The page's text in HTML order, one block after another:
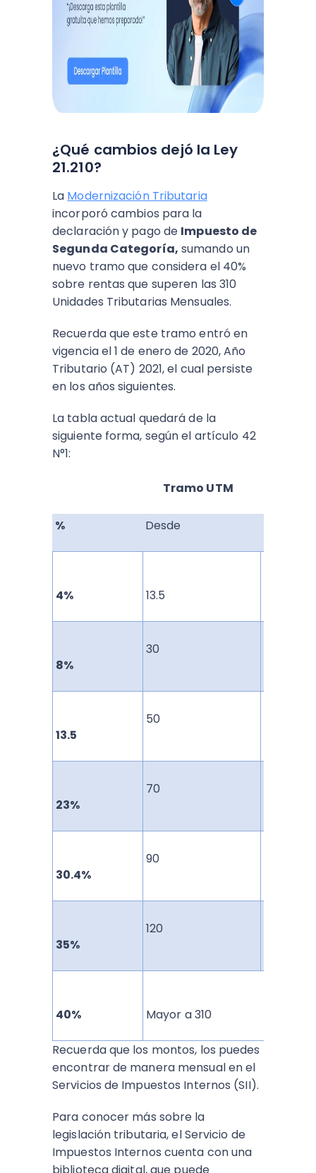
¿Qué cambios dejó la Ley
21.210?
La Modernización Tributaria
incorporó cambios para la
declaración y pago de Impuesto de
Segunda Categoría, sumando un
nuevo tramo que considera el 40%
sobre rentas que superen las 310
Unidades Tributarias Mensuales.
Recuerda que este tramo entró en
vigencia el 1 de enero de 2020, Año
Tributario (AT) 2021, el cual persiste
en los años siguientes.
La tabla actual quedará de la
siguiente forma, según el artículo 42
N°1:
Tramo UTM
% Desde
4% 13.5
8%
30
13.5
50
23%
70
30.4%
90
35%
120
40% Mayor a 310
Recuerda que los montos, los puedes
encontrar de manera mensual en el
Servicios de Impuestos Internos (SII).
Para conocer más sobre la
legislación tributaria, el Servicio de
Impuestos Internos cuenta con una
biblioteca digital, que puede